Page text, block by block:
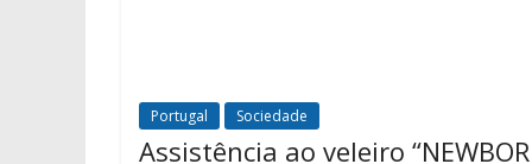
Portugal Sociedade
Assistência ao veleiro